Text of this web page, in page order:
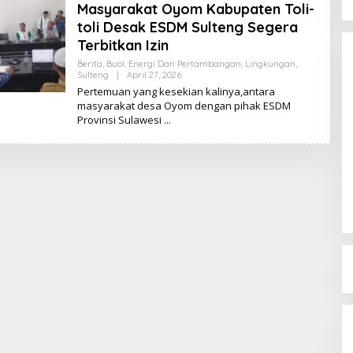
Masyarakat Oyom Kabupaten Toli-
toli Desak ESDM Sulteng Segera
Terbitkan Izin
Berita, Buol, Energi Dan Pertambangan, Lingkungan,
Sulteng
April 27, 2026O
L
E
H
K
Pertemuan yang kesekian kalinya,antara
masyarakat desa Oyom dengan pihak ESDM
Provinsi Sulawesi